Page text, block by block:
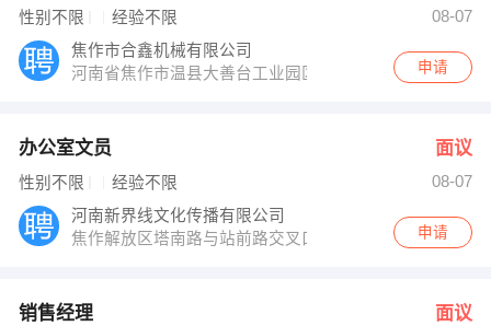
性别不限 经验不限
08-07
焦作市合鑫机械有限公司
河南省焦作市温县大善台工业园区
申请
办公室文员 面议
性别不限 经验不限
08-07
河南新界线文化传播有限公司
焦作解放区塔南路与站前路交叉口华融国际801
申请
销售经理 面议